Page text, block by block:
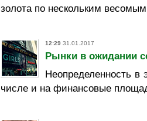
золота по нескольким
12:29 31.01.2017
Рынки в ожидании
Неопределенность в
числе и на финансовые